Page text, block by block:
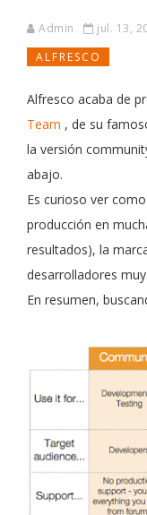
Admin jul. 13,
ALFRESCO
Alfresco acaba de
Team , de su
la versión
abajo.
Es curioso ver
producción en
resultados), la
desarrolladores
En resumen,